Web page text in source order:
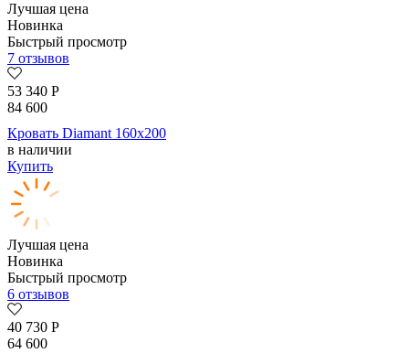
Лучшая цена
Новинка
Быстрый просмотр
7 отзывов
53 340 Р
84 600
Кровать Diamant 160х200
в наличии
Купить
Лучшая цена
Новинка
Быстрый просмотр
6 отзывов
40 730 Р
64 600